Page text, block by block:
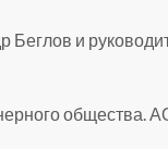
Беглов и
общества.